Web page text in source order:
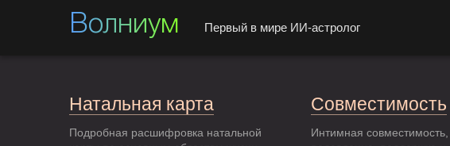
Волниум Первый в мире ИИ-астролог
Натальная карта
Подробная расшифровка натальной
Совместимость
Интимная совместимость,